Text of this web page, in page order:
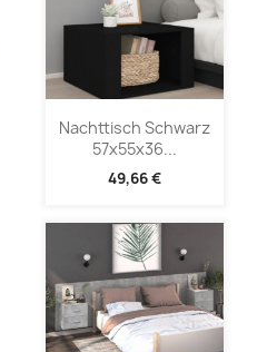
Nachttisch Schwarz
57x55x36...
49,66 €